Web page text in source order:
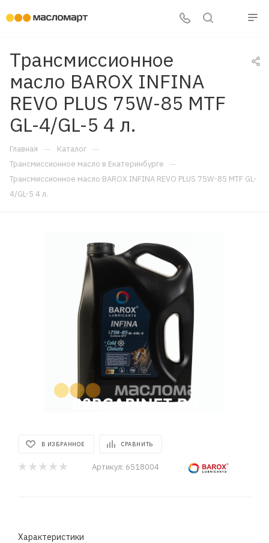
Трансмиссионное
масло BAROX INFINA
REVO PLUS 75W-85 MTF
GL-4/GL-5 4 л.
Главная — Каталог —
Трансмиссионное масло в Екатеринбурге —
Трансмиссионное масло BAROX INFINA REVO PLUS 75W-85 MTF GL-
4/GL-5 4 л.
В ИЗБРАННОЕ СРАВНИТЬ
Артикул: 6518004
Характеристики